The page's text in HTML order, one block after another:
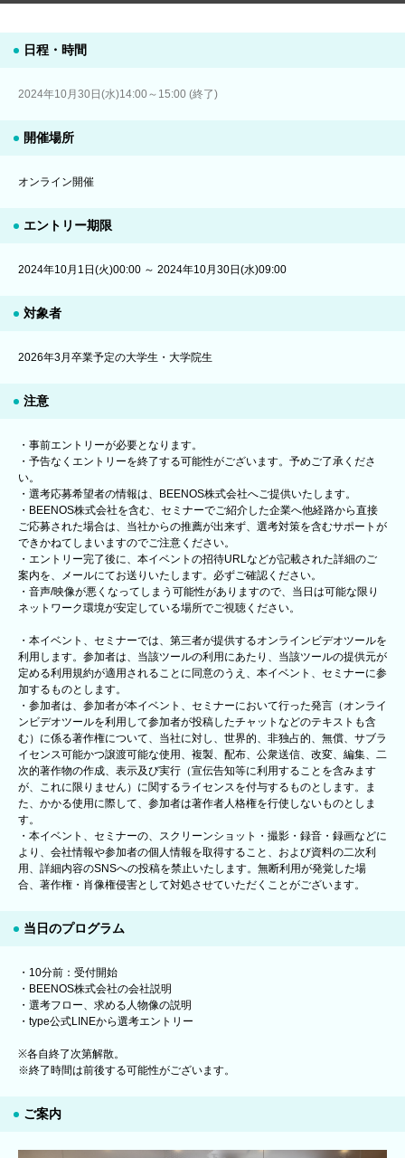
日程・時間
2024年10月30日(水)14:00～15:00 (終了)
開催場所
オンライン開催
エントリー期限
2024年10月1日(火)00:00 ～ 2024年10月30日(水)09:00
対象者
2026年3月卒業予定の大学生・大学院生
注意
・事前エントリーが必要となります。
・予告なくエントリーを終了する可能性がございます。予めご了承くださ
い。
・選考応募希望者の情報は、BEENOS株式会社へご提供いたします。
・BEENOS株式会社を含む、セミナーでご紹介した企業へ他経路から直接
ご応募された場合は、当社からの推薦が出来ず、選考対策を含むサポートが
できかねてしまいますのでご注意ください。
・エントリー完了後に、本イベントの招待URLなどが記載された詳細のご
案内を、メールにてお送りいたします。必ずご確認ください。
・音声/映像が悪くなってしまう可能性がありますので、当日は可能な限り
ネットワーク環境が安定している場所でご視聴ください。
・本イベント、セミナーでは、第三者が提供するオンラインビデオツールを
利用します。参加者は、当該ツールの利用にあたり、当該ツールの提供元が
定める利用規約が適用されることに同意のうえ、本イベント、セミナーに参
加するものとします。
・参加者は、参加者が本イベント、セミナーにおいて行った発言（オンライ
ンビデオツールを利用して参加者が投稿したチャットなどのテキストも含
む）に係る著作権について、当社に対し、世界的、非独占的、無償、サブラ
イセンス可能かつ譲渡可能な使用、複製、配布、公衆送信、改変、編集、二
次的著作物の作成、表示及び実行（宣伝告知等に利用することを含みます
が、これに限りません）に関するライセンスを付与するものとします。ま
た、かかる使用に際して、参加者は著作者人格権を行使しないものとしま
す。
・本イベント、セミナーの、スクリーンショット・撮影・録音・録画などに
より、会社情報や参加者の個人情報を取得すること、および資料の二次利
用、詳細内容のSNSへの投稿を禁止いたします。無断利用が発覚した場
合、著作権・肖像権侵害として対処させていただくことがございます。
当日のプログラム
・10分前：受付開始
・BEENOS株式会社の会社説明
・選考フロー、求める人物像の説明
・type公式LINEから選考エントリー
※各自終了次第解散。
※終了時間は前後する可能性がございます。
ご案内